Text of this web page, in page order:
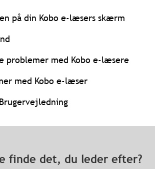
på din Kobo e-læsers skærm
problemer med Kobo e-læsere
med Kobo e-læser
finde det, du leder efter?